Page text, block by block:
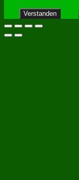
Verstanden